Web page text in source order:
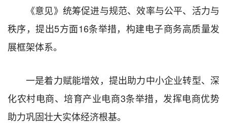
《意见》统筹促进与规范、效率与公平、活力与
秩序，提出5方面16条举措，构建电子商务高质量发
展框架体系。
一是着力赋能增效，提出助力中小企业转型、深
化农村电商、培育产业电商3条举措，发挥电商优势
助力巩固壮大实体经济根基。